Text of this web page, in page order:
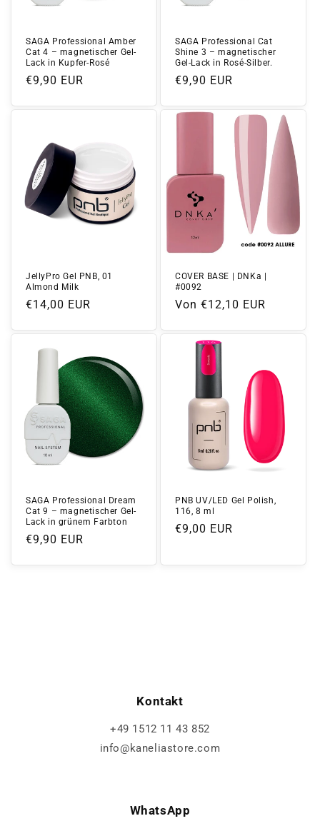
SAGA Professional Amber
Cat 4 – magnetischer Gel-
Lack in Kupfer-Rosé
Normaler
€9,90 EUR
SAGA Professional Cat
Shine 3 – magnetischer
Gel-Lack in Rosé-Silber.
Normaler
€9,90 EUR
JellyPro Gel PNB, 01
Almond Milk
Normaler
€14,00 EUR
COVER BASE | DNKa |
#0092
Normaler
Von €12,10 EUR
SAGA Professional Dream
Cat 9 – magnetischer Gel-
Lack in grünem Farbton
Normaler
€9,90 EUR
PNB UV/LED Gel Polish,
116, 8 ml
Normaler
€9,00 EUR
Kontakt
+49 1512 11 43 852
info@kaneliastore.com
WhatsApp